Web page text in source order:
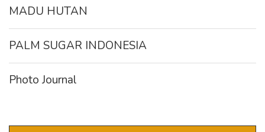
MADU HUTAN
PALM SUGAR INDONESIA
Photo Journal